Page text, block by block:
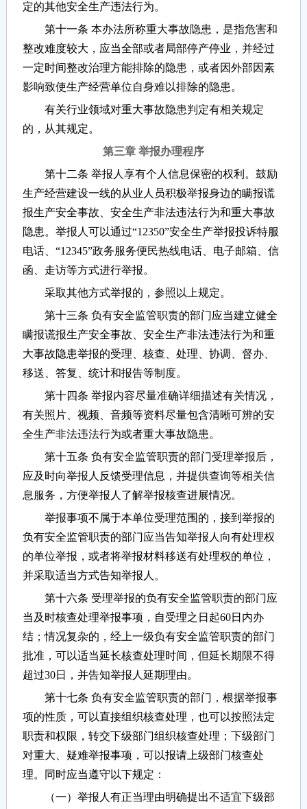
定的其他安全生产违法行为。
第十一条 本办法所称重大事故隐患，是指危害和
整改难度较大，应当全部或者局部停产停业，并经过
一定时间整改治理方能排除的隐患，或者因外部因素
影响致使生产经营单位自身难以排除的隐患。
有关行业领域对重大事故隐患判定有相关规定
的，从其规定。
第三章 举报办理程序
第十二条 举报人享有个人信息保密的权利。鼓励
生产经营建设一线的从业人员积极举报身边的瞒报谎
报生产安全事故、安全生产非法违法行为和重大事故
隐患。举报人可以通过“12350”安全生产举报投诉特服
电话、“12345”政务服务便民热线电话、电子邮箱、信
函、走访等方式进行举报。
采取其他方式举报的，参照以上规定。
第十三条 负有安全监管职责的部门应当建立健全
瞒报谎报生产安全事故、安全生产非法违法行为和重
大事故隐患举报的受理、核查、处理、协调、督办、
移送、答复、统计和报告等制度。
第十四条 举报内容尽量准确详细描述有关情况，
有关照片、视频、音频等资料尽量包含清晰可辨的安
全生产非法违法行为或者重大事故隐患。
第十五条 负有安全监管职责的部门受理举报后，
应及时向举报人反馈受理信息，并提供查询等相关信
息服务，方便举报人了解举报核查进展情况。
举报事项不属于本单位受理范围的，接到举报的
负有安全监管职责的部门应当告知举报人向有处理权
的单位举报，或者将举报材料移送有处理权的单位，
并采取适当方式告知举报人。
第十六条 受理举报的负有安全监管职责的部门应
当及时核查处理举报事项，自受理之日起60日内办
结；情况复杂的，经上一级负有安全监管职责的部门
批准，可以适当延长核查处理时间，但延长期限不得
超过30日，并告知举报人延期理由。
第十七条 负有安全监管职责的部门，根据举报事
项的性质，可以直接组织核查处理，也可以按照法定
职责和权限，转交下级部门组织核查处理；下级部门
对重大、疑难举报事项，可以报请上级部门核查处
理。同时应当遵守以下规定：
（一）举报人有正当理由明确提出不适宜下级部